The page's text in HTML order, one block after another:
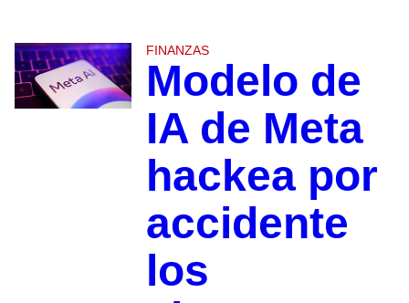
FINANZAS
Modelo de
IA de Meta
hackea por
accidente
los